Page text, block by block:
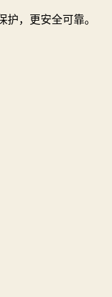
，更安全可靠。